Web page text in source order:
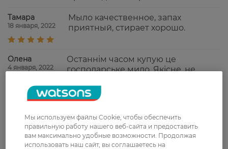
Тамара
18 января, 2022
Мыло качественное, запах
приятный, стирает хорошо.
Олена
4 января, 2022
Останнім часом купую це
господарське мило. Якісне, не
Татьяна
Мило дуже якісне, беру 6не в
воно господарське, але менш
агресивне, ніж звичайне
коричневе.
Мы используем файлы Cookie, чтобы обеспечить
правильную работу нашего веб-сайта и предоставить
вам максимально удобные возможности. Продолжая
использовать наш сайт, вы соглашаетесь на